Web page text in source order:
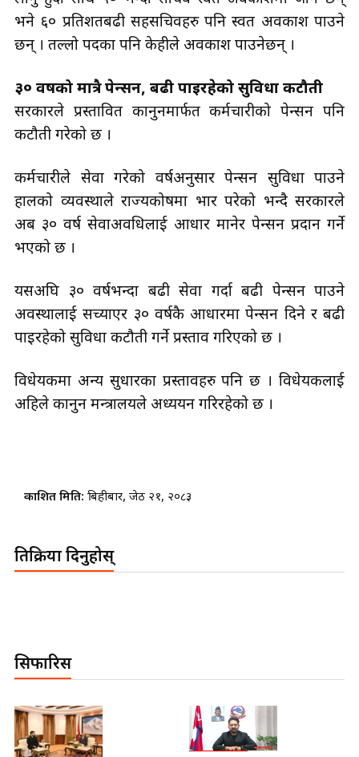
भने ६० प्रतिशतबढी सहसचिवहरु पनि स्वत अवकाश पाउने
छन् । तल्लो पदका पनि केहीले अवकाश पाउनेछन् ।
३० वर्षको मात्रै पेन्सन, बढी पाइरहेको सुविधा कटौती
सरकारले प्रस्तावित कानुनमार्फत कर्मचारीको पेन्सन पनि
कटौती गरेको छ ।
कर्मचारीले सेवा गरेको वर्षअनुसार पेन्सन सुविधा पाउने
हालको व्यवस्थाले राज्यकोषमा भार परेको भन्दै सरकारले
अब ३० वर्ष सेवाअवधिलाई आधार मानेर पेन्सन प्रदान गर्ने
भएको छ ।
यसअघि ३० वर्षभन्दा बढी सेवा गर्दा बढी पेन्सन पाउने
अवस्थालाई सच्याएर ३० वर्षकै आधारमा पेन्सन दिने र बढी
पाइरहेको सुविधा कटौती गर्ने प्रस्ताव गरिएको छ ।
विधेयकमा अन्य सुधारका प्रस्तावहरु पनि छ । विधेयकलाई
अहिले कानुन मन्त्रालयले अध्ययन गरिरहेको छ ।
प्रकाशित मिति: बिहीबार, जेठ २१, २०८३
प्रतिक्रिया दिनुहोस्
सिफारिस